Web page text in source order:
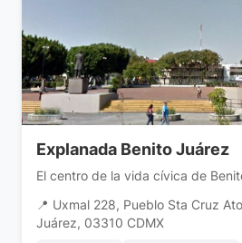
Explanada Benito Juárez
El centro de la vida cívica de
📍 Uxmal 228, Pueblo Sta Cruz
Juárez, 03310 CDMX